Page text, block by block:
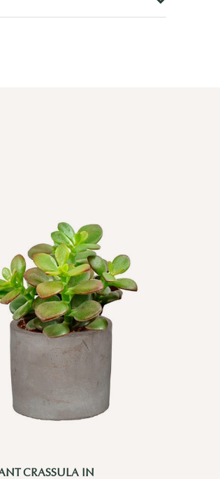
CRASSULA IN